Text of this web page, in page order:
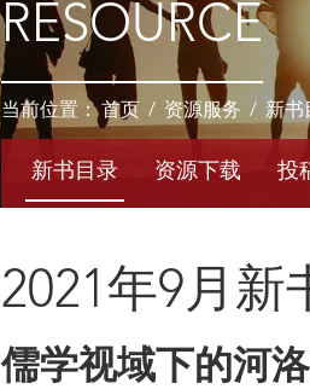
RESOURCE
当前位置：首页 / 资源服务 / 新书
新书目录 资源下载 投
2021年9月新
儒学视域下的河